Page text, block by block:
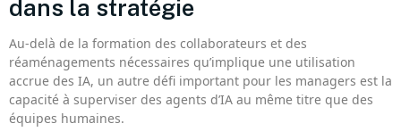
dans la stratégie
Au-delà de la formation des collaborateurs et des
réaménagements nécessaires qu’implique une utilisation
accrue des IA, un autre défi important pour les managers est la
capacité à superviser des agents d’IA au même titre que des
équipes humaines.